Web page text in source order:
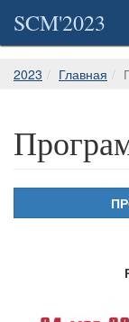
SCM'2023
2023 Главная